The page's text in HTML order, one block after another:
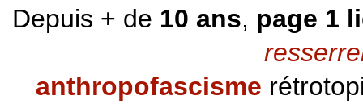
Depuis + de 10 ans, page 1
anthropofascisme